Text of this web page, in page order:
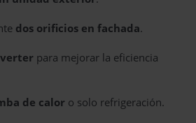
dos orificios en fachada.
para mejorar la eficiencia
de calor o solo refrigeración.